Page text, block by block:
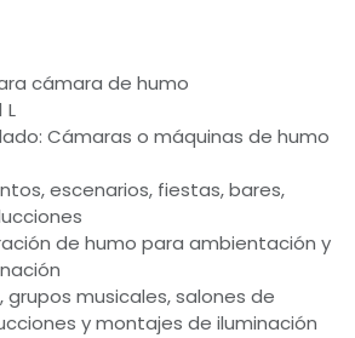
cámara de humo
L
Cámaras o máquinas de humo
escenarios, fiestas, bares,
de humo para ambientación y
grupos musicales, salones de
y montajes de iluminación